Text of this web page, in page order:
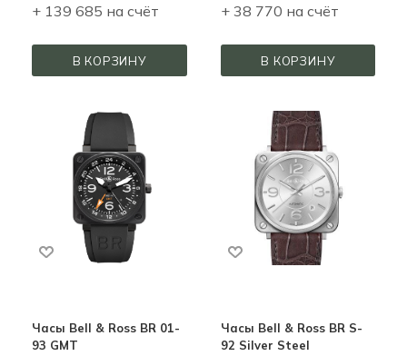
+ 139 685 на счёт
В КОРЗИНУ
+ 38 770 на счёт
В КОРЗИНУ
Часы Bell & Ross BR 01-
93 GMT
Часы Bell & Ross BR S-
92 Silver Steel